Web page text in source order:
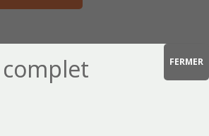
Description
FERMER